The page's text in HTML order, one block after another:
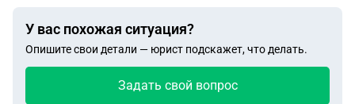
У вас похожая ситуация?
Опишите свои детали — юрист подскажет, что делать.
Задать свой вопрос